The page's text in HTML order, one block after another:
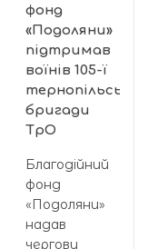
фонд
«Подоляни»
підтримав
воїнів 105-ї
тернопільської
бригади
ТрО
Благодійний
фонд
«Подоляни»
надав
чергову